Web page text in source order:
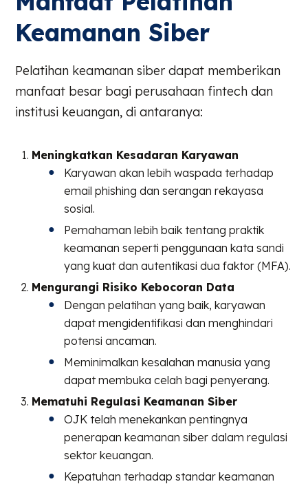
Keamanan Siber
Pelatihan keamanan siber dapat memberikan
manfaat besar bagi perusahaan fintech dan
institusi keuangan, di antaranya:
Meningkatkan Kesadaran Karyawan
Karyawan akan lebih waspada terhadap
email phishing dan serangan rekayasa
sosial.
Pemahaman lebih baik tentang praktik
keamanan seperti penggunaan kata sandi
yang kuat dan autentikasi dua faktor (MFA).
Mengurangi Risiko Kebocoran Data
Dengan pelatihan yang baik, karyawan
dapat mengidentifikasi dan menghindari
potensi ancaman.
Meminimalkan kesalahan manusia yang
dapat membuka celah bagi penyerang.
Mematuhi Regulasi Keamanan Siber
OJK telah menekankan pentingnya
penerapan keamanan siber dalam regulasi
sektor keuangan.
Kepatuhan terhadap standar keamanan